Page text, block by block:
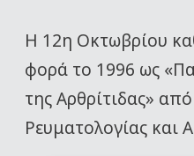
Η 12η Οκτωβρίου
φορά το 1996 ως
της Αρθρίτιδας»
Ρευματολογίας και